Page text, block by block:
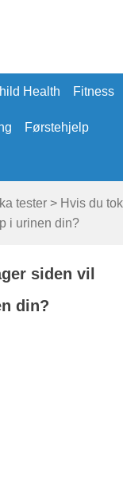
Health Fitness
Førstehjelp
tester > Hvis du tok
i urinen din?
siden vil
din?